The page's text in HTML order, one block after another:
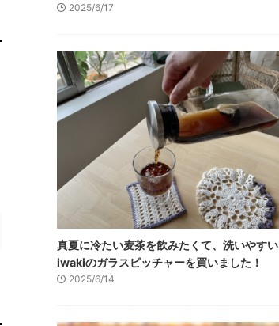
2025/6/17
真夏に冷たい麦茶を飲みたくて、洗いやすい
iwakiのガラスピッチャーを買いました！
2025/6/14